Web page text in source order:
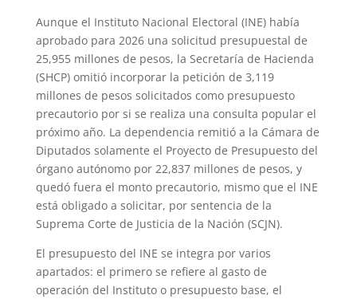
Aunque el Instituto Nacional Electoral (INE) había
aprobado para 2026 una solicitud presupuestal de
25,955 millones de pesos, la Secretaría de Hacienda
(SHCP) omitió incorporar la petición de 3,119
millones de pesos solicitados como presupuesto
precautorio por si se realiza una consulta popular el
próximo año. La dependencia remitió a la Cámara de
Diputados solamente el Proyecto de Presupuesto del
órgano autónomo por 22,837 millones de pesos, y
quedó fuera el monto precautorio, mismo que el INE
está obligado a solicitar, por sentencia de la
Suprema Corte de Justicia de la Nación (SCJN).
El presupuesto del INE se integra por varios
apartados: el primero se refiere al gasto de
operación del Instituto o presupuesto base, el